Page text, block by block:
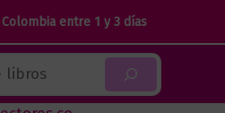
entre 1 y 3 días